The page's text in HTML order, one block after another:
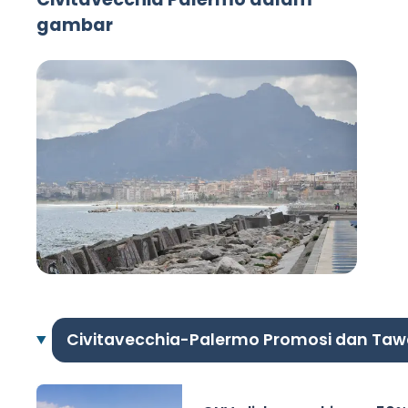
gambar
Civitavecchia-Palermo Promosi dan